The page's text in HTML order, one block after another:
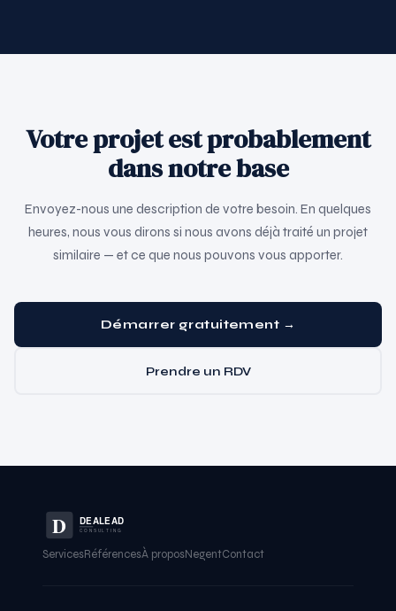
Votre projet est probablement
dans notre base
Envoyez-nous une description de votre besoin. En quelques
heures, nous vous dirons si nous avons déjà traité un projet
similaire — et ce que nous pouvons vous apporter.
Démarrer gratuitement →
Prendre un RDV
D DEALEAD
CONSULTING
ServicesRéférencesÀ proposNegentContact